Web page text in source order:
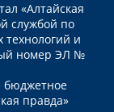
«Алтайская
службой по
и
номер ЭЛ №
бюджетное
правда»